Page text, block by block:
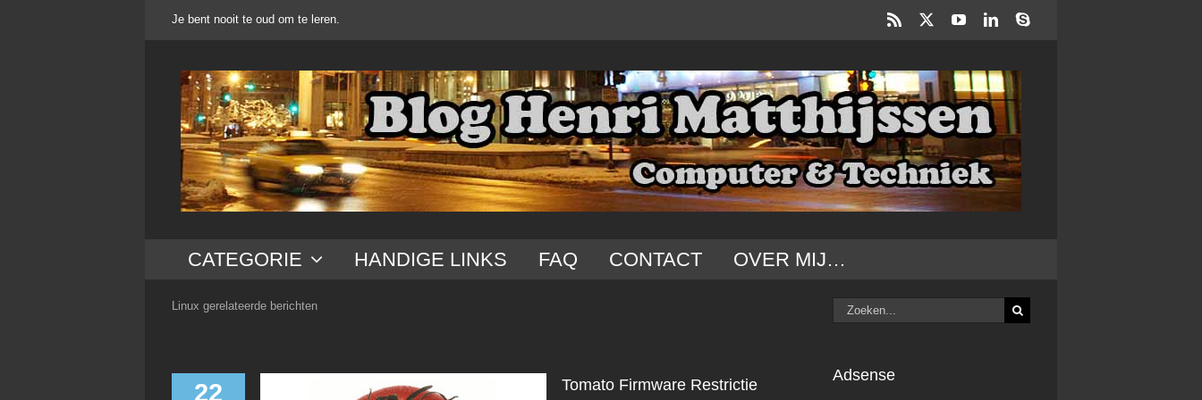
Je bent nooit te oud om te leren. Rss YouTubeLinkedInSkype
CATEGORIE HANDIGE LINKS FAQ CONTACT OVER MIJ…
Linux gerelateerde berichten
22
Tomato Firmware Restrictie
Zoeken
naar:
Adsense